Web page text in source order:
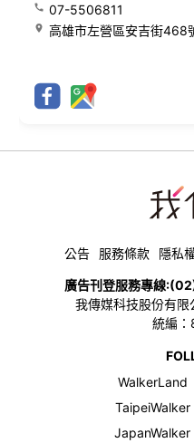
07-5506811
高雄市左營區安吉街468
公告 服務條款 隱私
廣告刊登服務專線:
我傳媒科技股份有限
統編
WalkerLand
TaipeiWalker
JapanWalker